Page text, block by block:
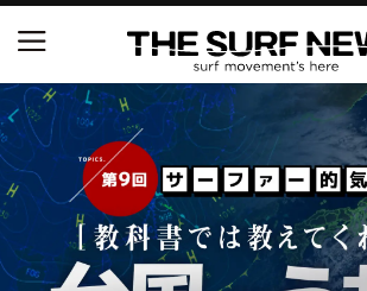
NSAと茅ヶ崎市が包括連携協定を
協定は全国初、サーフィンを軸に地
【五十嵐カノア独占インタビュー】
ックとの豪華プライベートセッション
S.ONE ショート＆ロング開幕戦・現
橋みなと）